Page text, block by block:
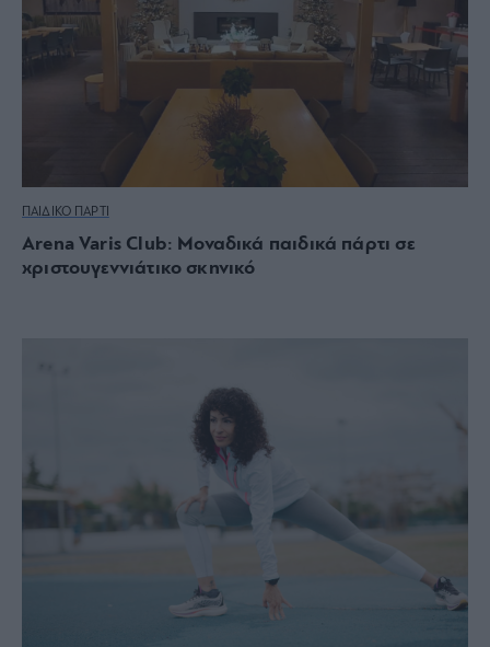
ΠΑΙΔΙΚΟ ΠΑΡΤΙ
Arena Varis Club: Μοναδικά παιδικά πάρτι σε
χριστουγεννιάτικο σκηνικό